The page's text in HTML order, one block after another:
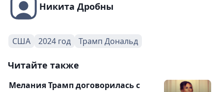
Никита Дробны
США 2024 год Трамп Дональд
Читайте также
Мелания Трамп договорилась с